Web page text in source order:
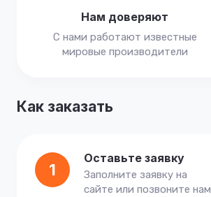
Нам доверяют
С нами работают известные
мировые производители
Как заказать
1
Оставьте заявку
Заполните заявку на
сайте или позвоните нам